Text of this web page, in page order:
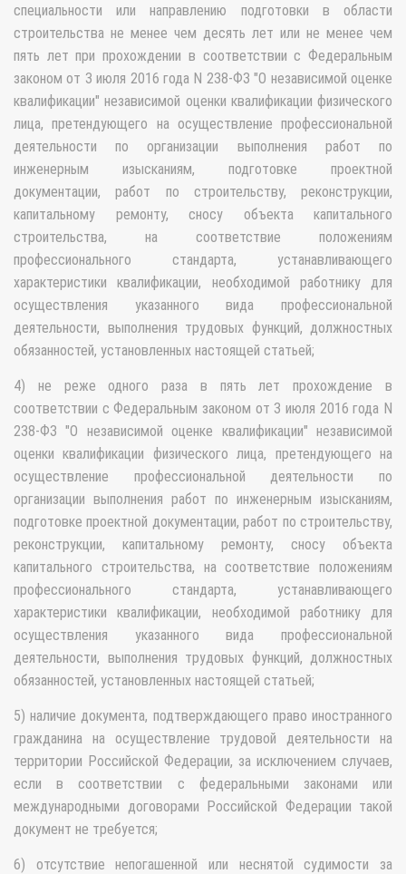
специальности или направлению подготовки в области
строительства не менее чем десять лет или не менее чем
пять лет при прохождении в соответствии с Федеральным
законом от 3 июля 2016 года N 238-ФЗ "О независимой оценке
квалификации" независимой оценки квалификации физического
лица, претендующего на осуществление профессиональной
деятельности по организации выполнения работ по
инженерным изысканиям, подготовке проектной
документации, работ по строительству, реконструкции,
капитальному ремонту, сносу объекта капитального
строительства, на соответствие положениям
профессионального стандарта, устанавливающего
характеристики квалификации, необходимой работнику для
осуществления указанного вида профессиональной
деятельности, выполнения трудовых функций, должностных
обязанностей, установленных настоящей статьей;
4) не реже одного раза в пять лет прохождение в
соответствии с Федеральным законом от 3 июля 2016 года N
238-ФЗ "О независимой оценке квалификации" независимой
оценки квалификации физического лица, претендующего на
осуществление профессиональной деятельности по
организации выполнения работ по инженерным изысканиям,
подготовке проектной документации, работ по строительству,
реконструкции, капитальному ремонту, сносу объекта
капитального строительства, на соответствие положениям
профессионального стандарта, устанавливающего
характеристики квалификации, необходимой работнику для
осуществления указанного вида профессиональной
деятельности, выполнения трудовых функций, должностных
обязанностей, установленных настоящей статьей;
5) наличие документа, подтверждающего право иностранного
гражданина на осуществление трудовой деятельности на
территории Российской Федерации, за исключением случаев,
если в соответствии с федеральными законами или
международными договорами Российской Федерации такой
документ не требуется;
6) отсутствие непогашенной или неснятой судимости за